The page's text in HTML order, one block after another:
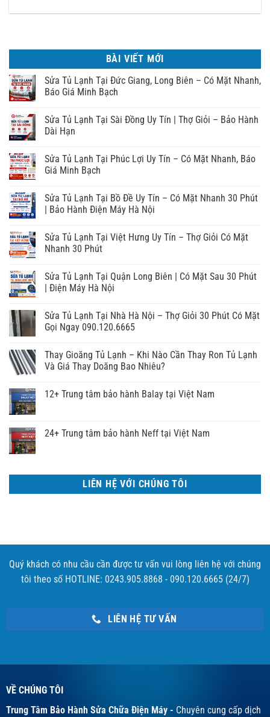
BÀI VIẾT MỚI
Sửa Tủ Lạnh Tại Đức Giang, Long Biên – Có Mặt Nhanh,
Báo Giá Minh Bạch
Sửa Tủ Lạnh Tại Sài Đồng Uy Tín | Thợ Giỏi – Bảo Hành
Dài Hạn
Sửa Tủ Lạnh Tại Phúc Lợi Uy Tín – Có Mặt Nhanh, Báo
Giá Minh Bạch
Sửa Tủ Lạnh Tại Bồ Đề Uy Tín – Có Mặt Nhanh 30 Phút
| Bảo Hành Điện Máy Hà Nội
Sửa Tủ Lạnh Tại Việt Hưng Uy Tín – Thợ Giỏi Có Mặt
Nhanh 30 Phút
Sửa Tủ Lạnh Tại Quận Long Biên | Có Mặt Sau 30 Phút
| Điện Máy Hà Nội
Sửa Tủ Lạnh Tại Nhà Hà Nội – Thợ Giỏi 30 Phút Có Mặt
Gọi Ngay 090.120.6665
Thay Gioăng Tủ Lạnh – Khi Nào Cần Thay Ron Tủ Lạnh
Và Giá Thay Doăng Bao Nhiêu?
12+ Trung tâm bảo hành Balay tại Việt Nam
24+ Trung tâm bảo hành Neff tại Việt Nam
LIÊN HỆ VỚI CHÚNG TÔI
Quý khách có nhu cầu cần được tư vấn vui lòng liên hệ với chúng
tôi theo số HOTLINE: 0243.905.8868 - 090.120.6665 (24/7)
LIÊN HỆ TƯ VẤN
VỀ CHÚNG TÔI
Trung Tâm Bảo Hành Sửa Chữa Điện Máy - Chuyên cung cấp dịch